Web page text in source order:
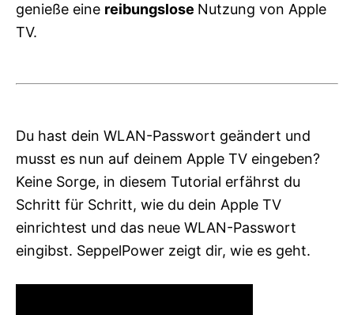
genieße eine reibungslose Nutzung von Apple
TV.
Du hast dein WLAN-Passwort geändert und
musst es nun auf deinem Apple TV eingeben?
Keine Sorge, in diesem Tutorial erfährst du
Schritt für Schritt, wie du dein Apple TV
einrichtest und das neue WLAN-Passwort
eingibst. SeppelPower zeigt dir, wie es geht.